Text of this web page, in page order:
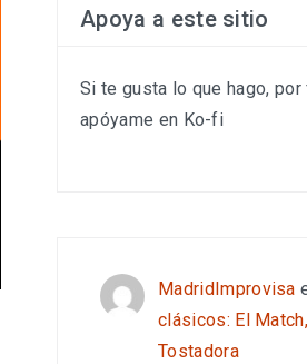
Apoya a este sitio
Si te gusta lo que hago, por
apóyame en Ko-fi
MadridImprovisa
clásicos: El
Tostadora